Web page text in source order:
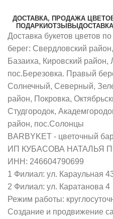
ДОСТАВКА, ПРОДАЖА
ПОДАРКИОТЗЫВЫ
Доставка букетов цветов
берег: Свердловский
Базаиха, Кировский
пос.Березовка. Правый
Солнечный, Северный,
район, Покровка,
Студгородок,
район, пос.Солонцы
BARBYKET - цветочный
ИП КУБАСОВА НАТАЛЬЯ
ИНН: 246604790699
1 Филиал: ул. Караульная
2 Филиал: ул. Каратанова 4
Режим работы:
Создание и продвижение